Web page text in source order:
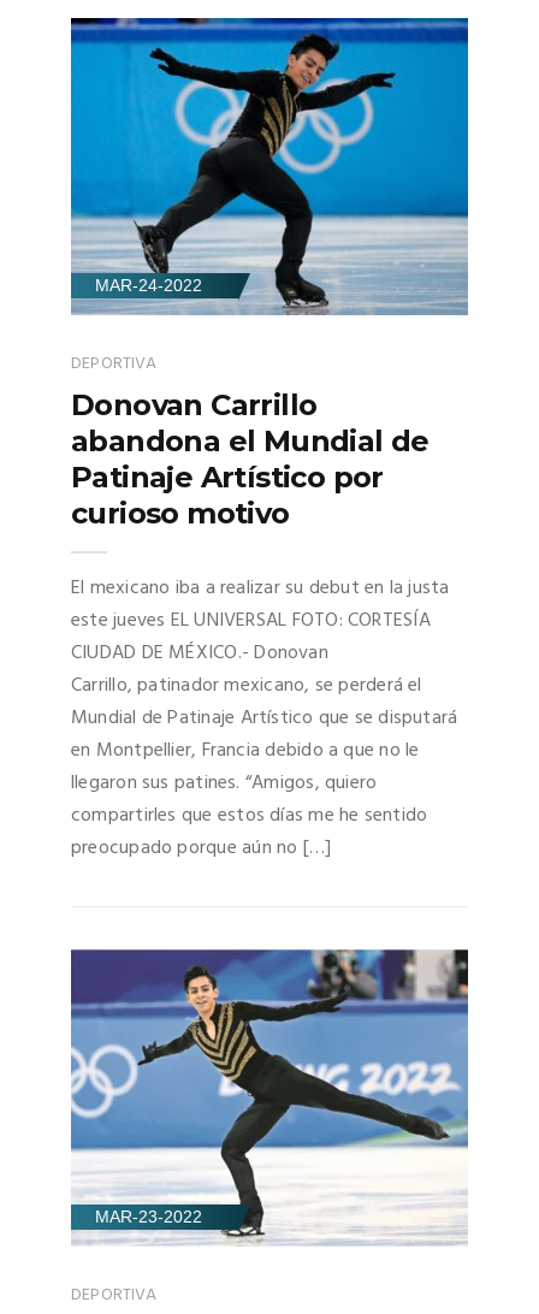
MAR-24-2022
DEPORTIVA
Donovan Carrillo
abandona el Mundial de
Patinaje Artístico por
curioso motivo
El mexicano iba a realizar su debut en la justa
este jueves EL UNIVERSAL FOTO: CORTESÍA
CIUDAD DE MÉXICO.- Donovan
Carrillo, patinador mexicano, se perderá el
Mundial de Patinaje Artístico que se disputará
en Montpellier, Francia debido a que no le
llegaron sus patines. “Amigos, quiero
compartirles que estos días me he sentido
preocupado porque aún no […]
MAR-23-2022
DEPORTIVA